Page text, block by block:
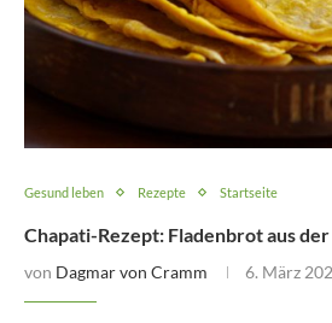
Gesund leben Rezepte Startseite
Chapati-Rezept: Fladenbrot aus
von Dagmar von Cramm 6. März